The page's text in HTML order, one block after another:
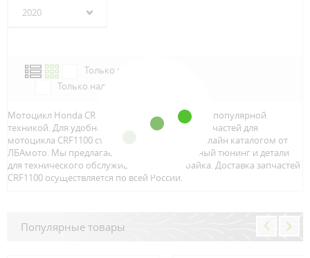
2020
Только в наличии
Только наличие м.Аэропорт
Мотоцикл Honda CRF1100 является достаточно популярной
техникой. Для удобного и быстрого поиска запчастей для
мотоцикла CRF1100 стоит воспользоваться онлайн каталогом от
ЛБАмото. Мы предлагаем только качественный тюнинг и детали
для технического обслуживание вашего байка. Доставка запчастей
CRF1100 осуществляется по всей Росcии.
Популярные товары